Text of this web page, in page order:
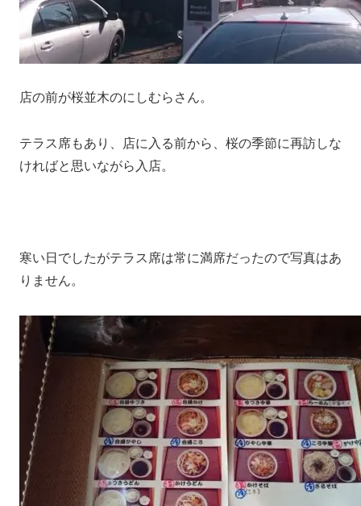
店の前が桜並木のにしむらさん。
テラス席もあり、店に入る前から、桜の季節に再訪しな
ければと思いながら入店。
寒い日でしたがテラス席は常に満席だったので写真はあ
りません。